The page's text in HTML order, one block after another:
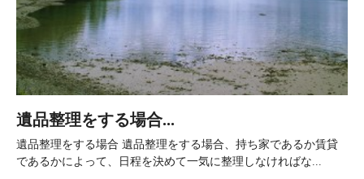
遺品整理をする場合...
遺品整理をする場合 遺品整理をする場合、持ち家であるか賃貸
であるかによって、日程を決めて一気に整理しなければな...